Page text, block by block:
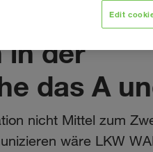
ist
in der
das A
nicht Mittel zum
wäre LKW
Edit